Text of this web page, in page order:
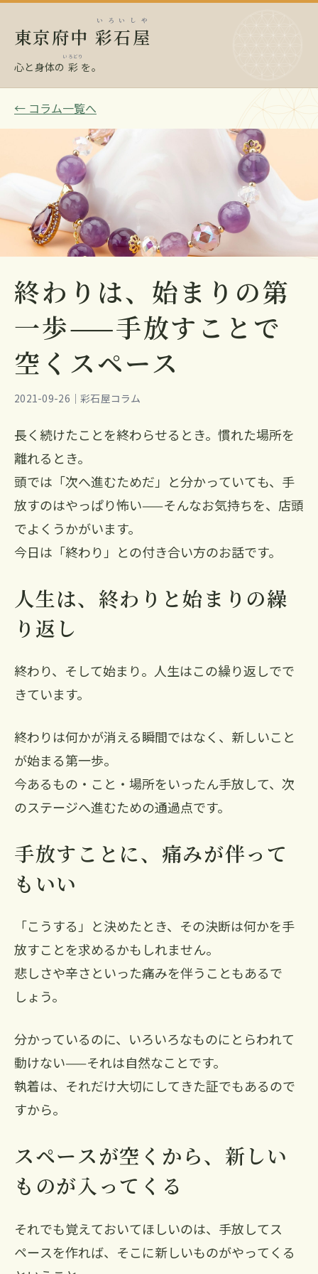
東京府中 彩石屋
いろいしや
心と身体の 彩
いろどり
を。
← コラム一覧へ
終わりは、始まりの第
一歩——手放すことで
空くスペース
2021-09-26｜彩石屋コラム
長く続けたことを終わらせるとき。慣れた場所を
離れるとき。
頭では「次へ進むためだ」と分かっていても、手
放すのはやっぱり怖い——そんなお気持ちを、店頭
でよくうかがいます。
今日は「終わり」との付き合い方のお話です。
人生は、終わりと始まりの繰
り返し
終わり、そして始まり。人生はこの繰り返しでで
きています。
終わりは何かが消える瞬間ではなく、新しいこと
が始まる第一歩。
今あるもの・こと・場所をいったん手放して、次
のステージへ進むための通過点です。
手放すことに、痛みが伴って
もいい
「こうする」と決めたとき、その決断は何かを手
放すことを求めるかもしれません。
悲しさや辛さといった痛みを伴うこともあるで
しょう。
分かっているのに、いろいろなものにとらわれて
動けない——それは自然なことです。
執着は、それだけ大切にしてきた証でもあるので
すから。
スペースが空くから、新しい
ものが入ってくる
それでも覚えておいてほしいのは、手放してス
ペースを作れば、そこに新しいものがやってくる